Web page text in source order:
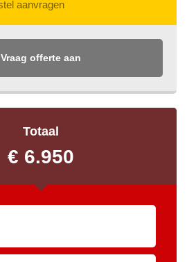
Vraag offerte aan
Totaal
€ 6.950